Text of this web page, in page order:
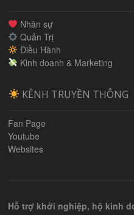
Nhân sự
Quản Trị
Điều Hành
Kinh doanh & Marketing
KÊNH TRUYỀN THÔNG
Fan Page
Youtube
Websites
Hỗ trợ khởi nghiệp, hộ kinh